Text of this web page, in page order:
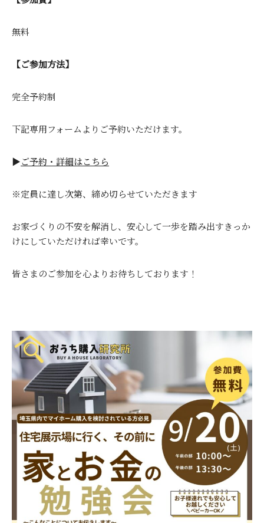
無料
【ご参加方法】
完全予約制
下記専用フォームよりご予約いただけます。
▶ご予約・詳細はこちら
※定員に達し次第、締め切らせていただきます
お家づくりの不安を解消し、安心して一歩を踏み出すきっか
けにしていただければ幸いです。
皆さまのご参加を心よりお待ちしております！